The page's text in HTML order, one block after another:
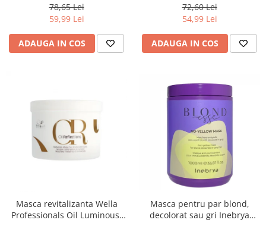
78,65 Lei
59,99 Lei
ADAUGA IN COS
Oro Therapy, 1000 ml
72,60 Lei
54,99 Lei
ADAUGA IN COS
Masca revitalizanta Wella
Professionals Oil Luminous,
Masca pentru par blond,
decolorat sau gri Inebrya